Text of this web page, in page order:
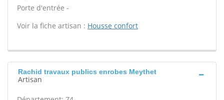
Porte d'entrée -
Voir la fiche artisan : Housse confort
Rachid travaux publics enrobes Meythet
Artisan